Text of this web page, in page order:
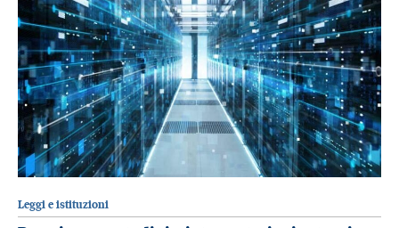
Leggi e istituzioni